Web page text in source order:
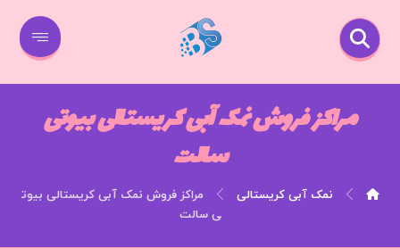
مراکز فروش نمک آبی کریستالی بیوتی
سالت
نمک آبی کریستالی
مراکز فروش نمک آبی کریستالی بیوت
ی سالت